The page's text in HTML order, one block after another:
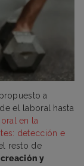
a
el laboral hasta
en la
detección e
resto de
y